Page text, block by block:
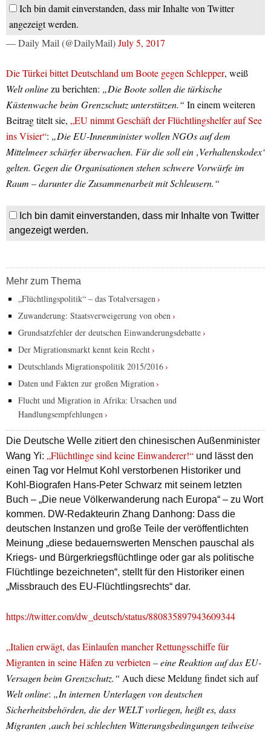
Ich bin damit einverstanden, dass mir Inhalte von Twitter
angezeigt werden.
— Daily Mail (@DailyMail)July 5, 2017
Die Türkei bittet Deutschland um Boote gegen Schlepper, weiß
Welt onlinezu berichten: „Die Boote sollen die türkische
Küstenwache beim Grenzschutz unterstützen.“ In einem weiteren
Beitrag titelt sie, „EU nimmt Geschäft der Flüchtlingshelfer auf See
ins Visier“: „Die EU-Innenminister wollen NGOs auf dem
Mittelmeer schärfer überwachen. Für die soll ein ‚Verhaltenskodex‘
gelten. Gegen die Organisationen stehen schwere Vorwürfe im
Raum – darunter die Zusammenarbeit mit Schleusern.“
Ich bin damit einverstanden, dass mir Inhalte von Twitter
angezeigt werden.
Mehr zum Thema
„Flüchtlingspolitik“ – das Totalversagen
Zuwanderung: Staatsverweigerung von oben
Grundsatzfehler der deutschen Einwanderungsdebatte
Der Migrationsmarkt kennt kein Recht
Deutschlands Migrationspolitik 2015/2016
Daten und Fakten zur großen Migration
Flucht und Migration in Afrika: Ursachen und
Handlungsempfehlungen
Die Deutsche Welle zitiert den chinesischen Außenminister
Wang Yi: „Flüchtlinge sind keine Einwanderer!“ und lässt den
einen Tag vor Helmut Kohl verstorbenen Historiker und
Kohl-Biografen Hans-Peter Schwarz mit seinem letzten
Buch – „Die neue Völkerwanderung nach Europa“ – zu Wort
kommen. DW-Redakteurin Zhang Danhong: Dass die
deutschen Instanzen und große Teile der veröffentlichten
Meinung „diese bedauernswerten Menschen pauschal als
Kriegs- und Bürgerkriegsflüchtlinge oder gar als politische
Flüchtlinge bezeichneten“, stellt für den Historiker einen
„Missbrauch des EU-Flüchtlingsrechts“ dar.
https://twitter.com/dw_deutsch/status/880835897943609344
„Italien erwägt, das Einlaufen mancher Rettungsschiffe für
Migranten in seine Häfen zu verbieten–eine Reaktion auf das EU-
Versagen beim Grenzschutz.“ Auch diese Meldung findet sich auf
Welt online: „In internen Unterlagen von deutschen
Sicherheitsbehörden, die der WELT vorliegen, heißt es, dass
Migranten ‚auch bei schlechten Witterungsbedingungen teilweise